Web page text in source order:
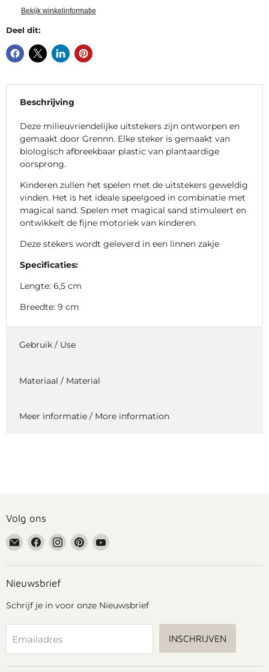
Bekijk winkelinformatie
Deel dit:
Beschrijving
Deze milieuvriendelijke uitstekers zijn ontworpen en
gemaakt door Grennn. Elke steker is gemaakt van
biologisch afbreekbaar plastic van plantaardige
oorsprong.
Kinderen zullen het spelen met de uitstekers geweldig
vinden. Het is het ideale speelgoed in combinatie met
magical sand. Spelen met magical sand stimuleert en
ontwikkelt de fijne motoriek van kinderen.
Deze stekers wordt geleverd in een linnen zakje
Specificaties:
Lengte: 6,5 cm
Breedte: 9 cm
Gebruik / Use
Materiaal / Material
Meer informatie / More information
Volg ons
Email
Grennn
Vind
ons
op
Facebook
Vind
ons
op
Vind
ons
op
Vind
op
Nieuwsbrief
Schrijf je in voor onze Nieuwsbrief
Emailadres INSCHRIJVEN